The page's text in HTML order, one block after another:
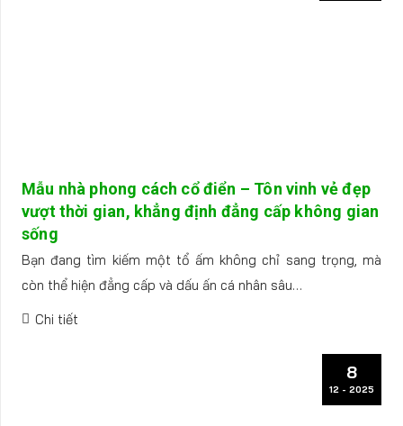
Mẫu nhà phong cách cổ điển – Tôn vinh vẻ đẹp
vượt thời gian, khẳng định đẳng cấp không gian
sống
Bạn đang tìm kiếm một tổ ấm không chỉ sang trọng, mà
còn thể hiện đẳng cấp và dấu ấn cá nhân sâu…
Chi tiết
8
12 - 2025